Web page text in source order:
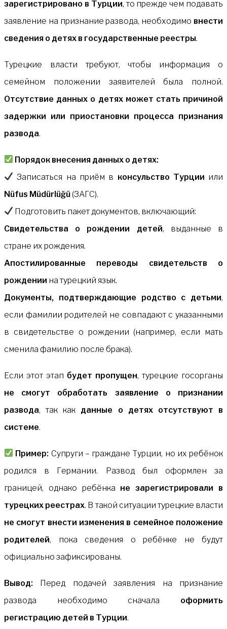
зарегистрировано в Турции, то прежде чем подавать
заявление на признание развода, необходимо внести
сведения о детях в государственные реестры.
Турецкие власти требуют, чтобы информация о
семейном положении заявителей была полной.
Отсутствие данных о детях может стать причиной
задержки или приостановки процесса признания
развода.
Порядок внесения данных о детях:
Записаться на приём в консульство Турции или
Nüfus Müdürlüğü(ЗАГС).
Подготовить пакет документов, включающий:
Свидетельства о рождении детей, выданные в
стране их рождения.
Апостилированные переводы свидетельств о
рождении на турецкий язык.
Документы, подтверждающие родство с детьми,
если фамилии родителей не совпадают с указанными
в свидетельстве о рождении (например, если мать
сменила фамилию после брака).
Если этот этап будет пропущен, турецкие госорганы
не смогут обработать заявление о признании
развода, так как данные о детях отсутствуют в
системе.
Пример: Супруги – граждане Турции, но их ребёнок
родился в Германии. Развод был оформлен за
границей, однако ребёнка не зарегистрировали в
турецких реестрах. В такой ситуации турецкие власти
не смогут внести изменения в семейное положение
родителей, пока сведения о ребёнке не будут
официально зафиксированы.
Вывод: Перед подачей заявления на признание
развода необходимо сначала оформить
регистрацию детей в Турции.